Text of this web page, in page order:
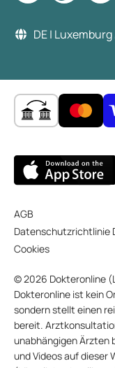
DE |
AGB
Datenschutzrichtlinie
Cookies
© 2026 Dokteronline
Dokteronline ist kein
sondern stellt einen
bereit.
unabhängigen Ärzten
und Videos auf dieser